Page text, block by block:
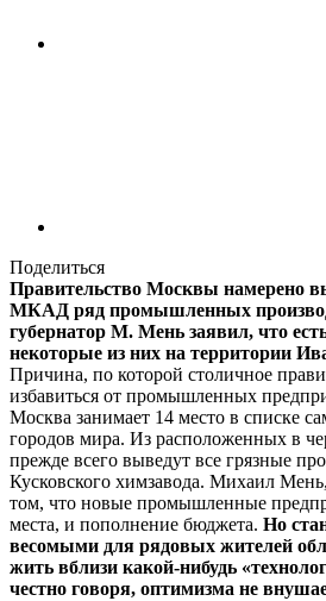
Поделиться
Правительство Москвы намерено
МКАД ряд промышленных
губернатор М. Мень заявил, что
некоторые из них на территории
Причина, по которой столичное
избавиться от промышленных
Москва занимает 14 место в списке
городов мира. Из расположенных в
прежде всего выведут все грязные
Кусковского химзавода. Михаил
том, что новые промышленные
места, и пополнение бюджета. Но
весомыми для рядовых жителей
жить вблизи какой-нибудь
честно говоря, оптимизма не